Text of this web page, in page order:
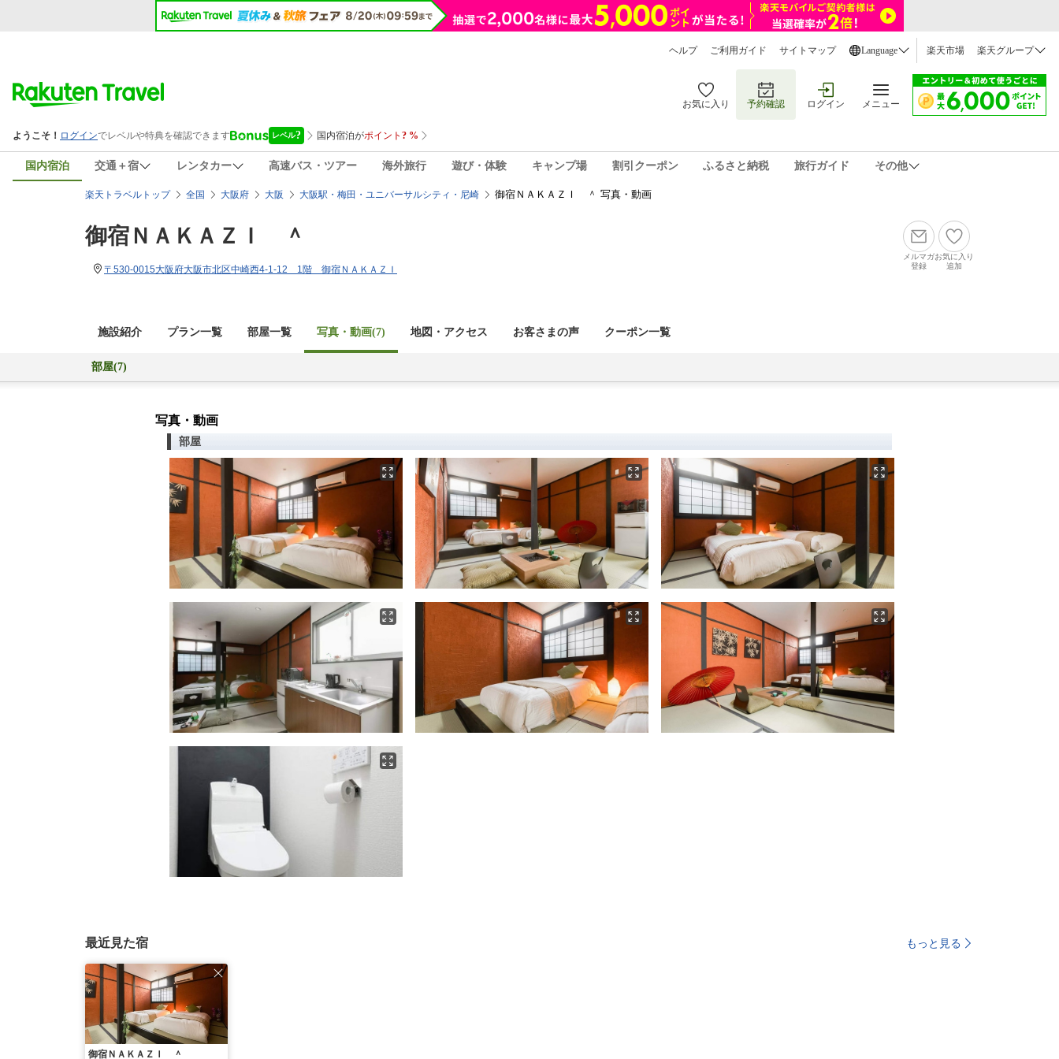
ヘルプ ご利用ガイド サイトマップ Language 楽天市場 楽天グループ
お気に入り 予約確認 ログイン メニュー
国内宿泊 交通＋宿 レンタカー 高速バス・ツアー 海外旅行 遊び・体験 キャンプ場 割引クーポン ふるさと納税 旅行ガイド その他
楽天トラベルトップ 全国 大阪府 大阪 大阪駅・梅田・ユニバーサルシティ・尼崎 御宿ＮＡＫＡＺＩ ＾ 写真・動画
御宿ＮＡＫＡＺＩ ＾
〒530-0015大阪府大阪市北区中崎西4-1-12 1階 御宿ＮＡＫＡＺＩ
メルマガ
登録
お気に入り
追加
施設紹介 プラン一覧 部屋一覧 写真・動画(7) 地図・アクセス お客さまの声 クーポン一覧
部屋(7)
写真・動画
部屋
最近見た宿 もっと見る
御宿ＮＡＫＡＺＩ ＾